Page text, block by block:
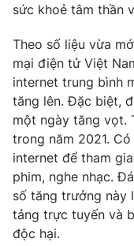
Góc doanh nghiệp
Truyền hình
Phim VTV
Hậu trường
Nhân vật
Khán giả
Giải sao mai
Giải trí
Điện ảnh
Âm nhạc
Sao
Đời sống
Du lịch
Làm đẹp
Chất lượng cuộc
Giáo dục
Tuyển sinh
Học trực tuyến
Công nghệ
Hitech Công nghệ
Giao lưu trực tuyến
sức khoẻ tâm thần
Theo số liệu vừa
mại điện tử Việt
internet trung bình
tăng lên. Đặc biệt,
một ngày tăng vọt.
trong năm 2021.
internet để tham
phim, nghe nhạc.
số tăng trưởng này
tảng trực tuyến và
độc hại.